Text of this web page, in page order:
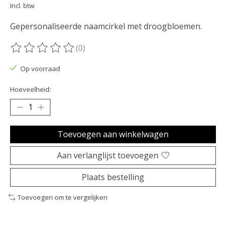
Incl. btw
Gepersonaliseerde naamcirkel met droogbloemen.
De beoordeling van dit product is
(0)
Op voorraad
Hoeveelheid:
Toevoegen aan winkelwagen
Aan verlanglijst toevoegen
Plaats bestelling
Toevoegen om te vergelijken